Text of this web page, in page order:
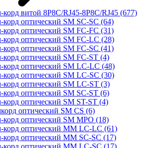
корд витой 8P8C/RJ45-8P8C/RJ45 (677)
корд оптический SM SC-SC (64)
корд оптический SM FC-FC (31)
корд оптический SM FC-LC (28)
корд оптический SM FC-SC (41)
корд оптический SM FC-ST (4)
корд оптический SM LC-LC (48)
корд оптический SM LC-SC (30)
корд оптический SM LC-ST (3)
корд оптический SM SC-ST (6)
корд оптический SM ST-ST (4)
оптический SM CS (6)
корд оптический SM MPO (18)
корд оптический MM LC-LC (61)
корд оптический MM SC-SC (17)
корд оптический MM LC-SC (17)